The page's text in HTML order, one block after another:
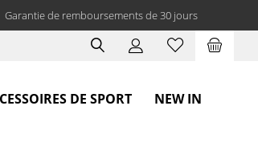
Garantie de remboursements de 30 jours
DE SPORT NEW IN